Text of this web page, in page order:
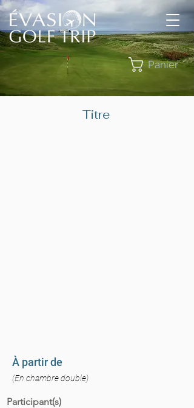
Panier
Titre
À partir de
(En chambre double)
Participant(s)